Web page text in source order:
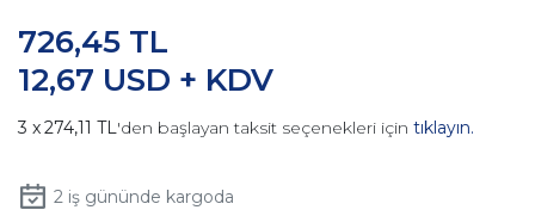
12,67 USD + KDV
726,45 TL
274,11 TL'den başlayan taksit seçenekleri için tıklayın.
2iş gününde kargoda